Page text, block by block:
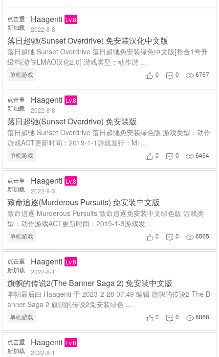
点击重
新加载
Haagenti Lv.8
2022-8-8
落日超驰(Sunset Overdrive) 免安装汉化中文版
落日超驰 Sunset Overdrive 落日超驰免安装绿色中文版[整合1号升
级档|游侠LMAO汉化2.0] 游戏类型：动作游 ...
单机游戏  0  0 6767
点击重
新加载
Haagenti Lv.8
2022-8-8
落日超驰(Sunset Overdrive) 免安装版
落日超驰 Sunset Overdrive 落日超驰免安装绿色版 游戏类型：动作
游戏ACT更新时间：2019-1-1游戏发行：Mi ...
单机游戏  0  0 6464
点击重
新加载
Haagenti Lv.8
2022-8-3
致命追逐(Murderous Pursuits) 免安装中文版
致命追逐 Murderous Pursuits 致命追逐免安装中文绿色版 游戏类
型：动作游戏ACT更新时间：2019-1-3游戏发 ...
单机游戏  0  0 6565
点击重
新加载
Haagenti Lv.8
2022-8-1
旗帜的传说2(The Banner Saga 2) 免安装中文版
本帖最后由 Haagenti 于 2023-2-28 07:49 编辑 旗帜的传说2 The B
anner Saga 2 旗帜的传说2免安装绿色 ...
单机游戏  0  0 6868
点击重
新加载
Haagenti Lv.8
2022-8-1